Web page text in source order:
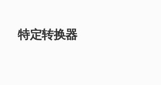
特定转换器